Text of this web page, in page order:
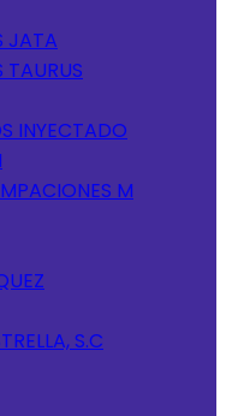
JATA
TAURUS
INYECTADO
M
S.C